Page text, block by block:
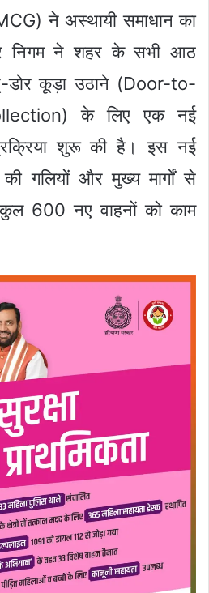
ने अस्थायी समाधान का
निगम ने शहर के सभी आठ
डोर कूड़ा उठाने (Door-to-
के लिए एक नई
शुरू की है। इस नई
गलियों और मुख्य मार्गों से
600 नए वाहनों को काम